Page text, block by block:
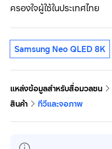
ครองใจผู้ใช้ในประเทศไทย
Samsung Neo QLED 8K
แหล่งข้อมูลสำหรับสื่อมวลชน
สินค้า
ทีวีและจอภาพ